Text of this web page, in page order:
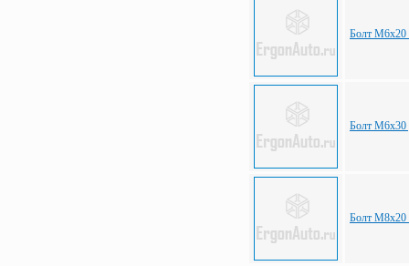
Болт М6х20
Болт М6х30
Болт М8х20